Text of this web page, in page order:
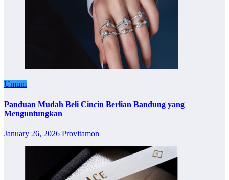
Umum
Panduan Mudah Beli Cincin Berlian Bandung yang
Menguntungkan
January 26, 2026 Provitamon